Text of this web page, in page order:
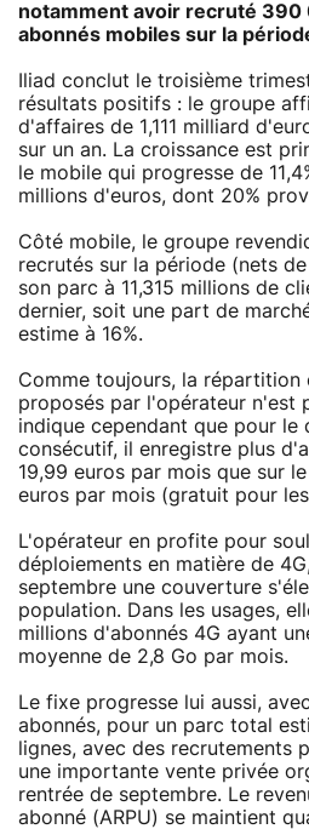
notamment avoir recruté 390
abonnés mobiles sur la
Iliad conclut le troisième
résultats positifs : le groupe
d'affaires de 1,111 milliard
sur un an. La croissance est
le mobile qui progresse de
millions d'euros, dont 20%
Côté mobile, le groupe
recrutés sur la période (nets
son parc à 11,315 millions de
dernier, soit une part de
estime à 16%.
Comme toujours, la
proposés par l'opérateur n'est
indique cependant que pour le
consécutif, il enregistre plus
19,99 euros par mois que sur
euros par mois (gratuit pour
L'opérateur en profite pour
déploiements en matière de
septembre une couverture
population. Dans les usages,
millions d'abonnés 4G ayant
moyenne de 2,8 Go par mois.
Le fixe progresse lui aussi,
abonnés, pour un parc total
lignes, avec des recrutements
une importante vente privée
rentrée de septembre. Le
abonné (ARPU) se maintient